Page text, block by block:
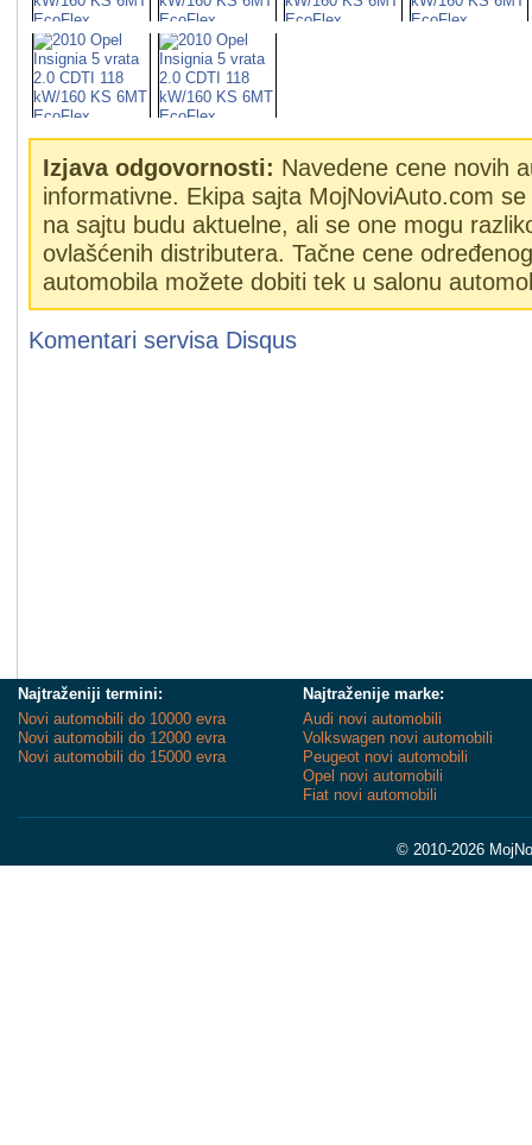
Izjava odgovornosti: Navedene cene novih
informativne. Ekipa sajta MojNoviAuto.com
na sajtu budu aktuelne, ali se one mogu
ovlašćenih distributera. Tačne cene
automobila možete dobiti tek u salonu
Komentari servisa Disqus
Najtraženiji termini:
Novi automobili do 10000 evra
Novi automobili do 12000 evra
Novi automobili do 15000 evra
Najtraženije marke:
Audi novi automobili
Volkswagen novi automobili
Peugeot novi automobili
Opel novi automobili
Fiat novi automobili
© 2010-2026